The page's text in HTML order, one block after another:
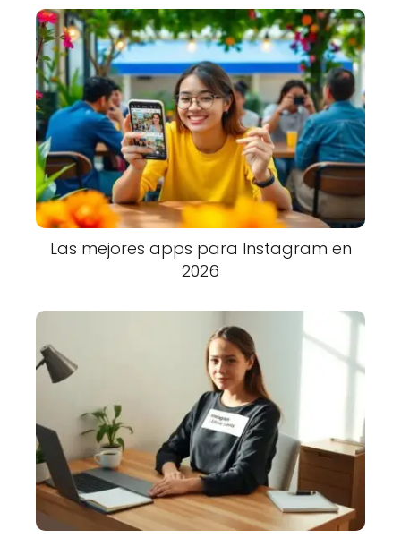
Las mejores apps para Instagram en
2026